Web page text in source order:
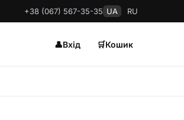
+38 (067) 567-35-35 UA RU
👤Вхід 🛒Кошик